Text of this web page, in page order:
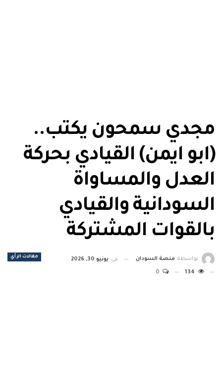
مجدي سمحون يكتب..
(ابو ايمن) القيادي بحركة
العدل والمساواة
السودانية والقيادي
بالقوات المشتركة
مقالات الرأي بواسطة منصة السودان في يونيو 30, 2026
134